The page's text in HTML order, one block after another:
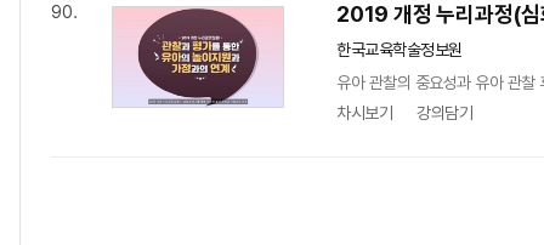
90. 2019 개정 누리과정(심
한국교육학술정보원
유아 관찰의 중요성과 유아 관
차시보기
강의담기